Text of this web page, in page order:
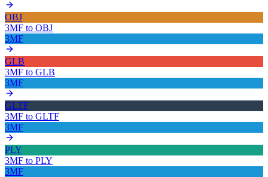
OBJ
3MF to OBJ
3MF
GLB
3MF to GLB
3MF
GLTF
3MF to GLTF
3MF
PLY
3MF to PLY
3MF